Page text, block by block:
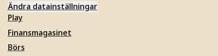
Ändra datainställningar
Play
Finansmagasinet
Börs